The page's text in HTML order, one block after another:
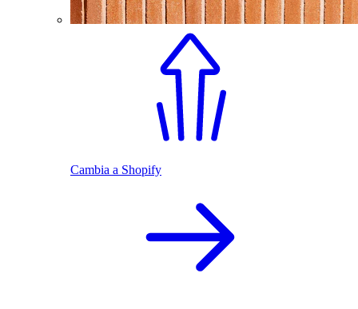
Cambia a Shopify